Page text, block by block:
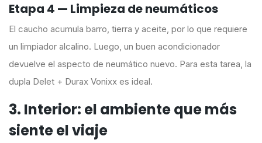
Etapa 4 — Limpieza de neumáticos
El caucho acumula barro, tierra y aceite, por lo que requiere
un limpiador alcalino. Luego, un buen acondicionador
devuelve el aspecto de neumático nuevo. Para esta tarea, la
dupla Delet + Durax Vonixx es ideal.
3. Interior: el ambiente que más
siente el viaje